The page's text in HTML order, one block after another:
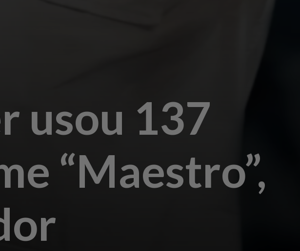
usou 137
“Maestro”,